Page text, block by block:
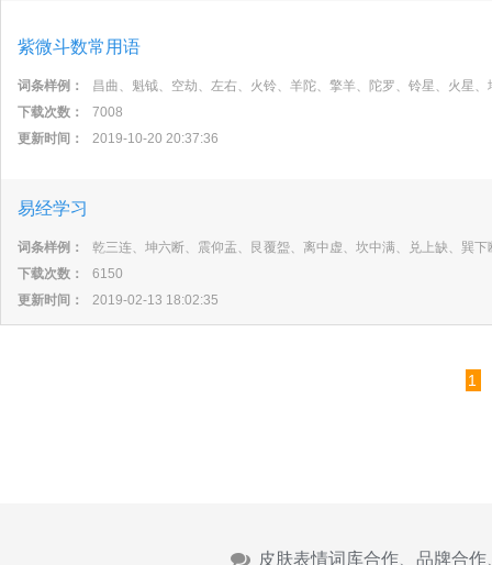
紫微斗数常用语
词条样例：
昌曲、魁钺、空劫、左右、火铃、羊陀、擎羊、陀罗、铃星、火星
下载次数：
7008
更新时间：
2019-10-20 20:37:36
易经学习
词条样例：
乾三连、坤六断、震仰盂、艮覆盌、离中虚、坎中满、兑上缺、巽下
下载次数：
6150
更新时间：
2019-02-13 18:02:35
1
皮肤表情词库合作、品牌合